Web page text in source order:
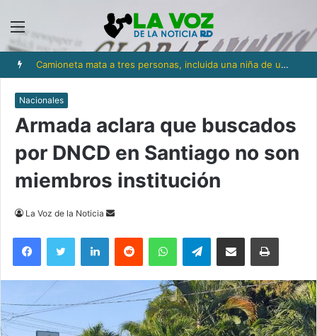
Menú
Camioneta mata a tres personas, incluida una niña de un año y medio, en Los Ríos
Nacionales
Armada aclara que buscados
por DNCD en Santiago no son
miembros institución
La Voz de la Noticia
Send
email
FacebookTwitter LinkedInReddit WhatsAppTelegramCompartir via Email Imprimi